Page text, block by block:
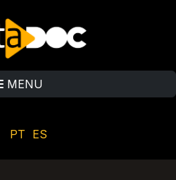
MENU
PT ES